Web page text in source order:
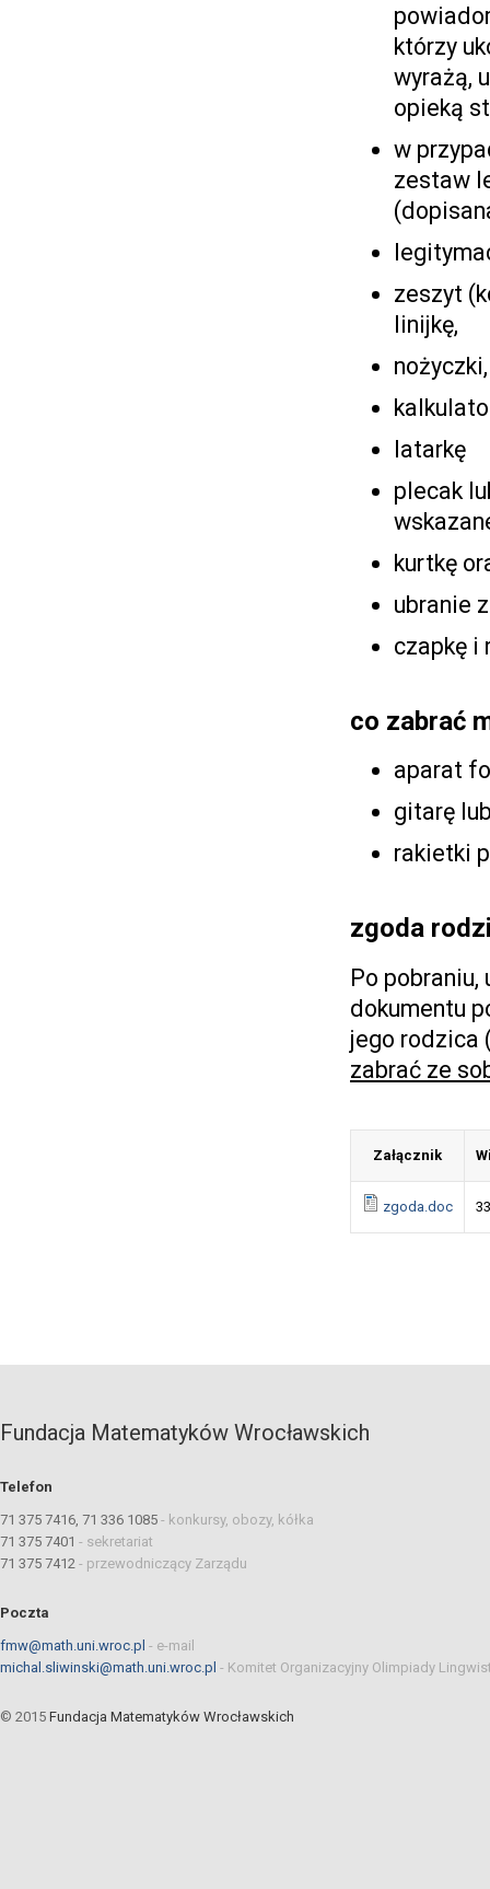
którzy
wyrażą,
opieką
w
zestaw
zeszyt
linijkę,
latarkę
plecak
kurtkę
ubranie
czapkę i
co zabrać
aparat
gitarę
rakietki
zgoda
Po pobraniu,
dokumentu
jego rodzica
zabrać ze
Załącznik
zgoda.doc
Fundacja Matematyków Wrocławskich
Telefon
71 375 7416, 71 336 1085 - konkursy, obozy, kółka
71 375 7401 - sekretariat
71 375 7412 - przewodniczący Zarządu
Poczta
fmw@math.uni.wroc.pl - e-mail
michal.sliwinski@math.uni.wroc.pl - Komitet Organizacyjny Olimpiady
© 2015 Fundacja Matematyków Wrocławskich